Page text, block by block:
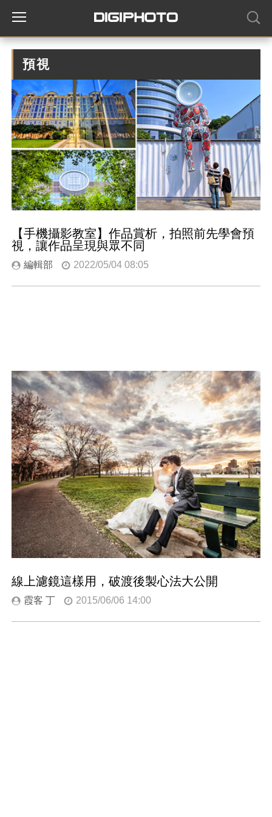
預視
【手機攝影教室】作品賞析，拍照前先學會預
視，讓作品呈現與眾不同
編輯部 2022/05/04 08:05
線上濾鏡這樣用，破渡後製心法大公開
霞客 丁 2015/06/06 14:00